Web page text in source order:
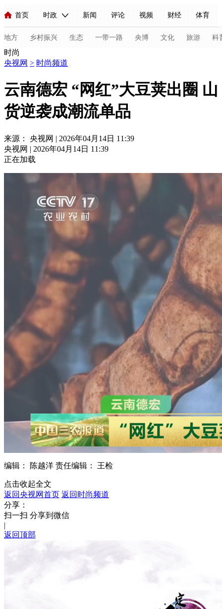
首页 时政 新闻 评论 视频 财经 体育
人民领袖习近平 联播+ 中国领导人 央视快评 习式妙语
直播 栏目大全 节目单 听音 微视频 主持人
海外频道 iPanda English Монгол
地方 乡村振兴 生态 一带一路 央博 文化 旅游 科
新闻 国内 国际 评论
视频 小央视频
现场 前线 比划 快看 蓝海中国 新兵请入列
直播 竞猜 2026年世界杯
VIP会员 CCTV奥林匹克频道 体育江湖
教育 乡村振兴 生态环境 一带一路 央博
大国展会 大国保险 云顶对话 云起
CCTV.节目官网 栏目 片库 热播榜
时尚
央视网 > 时尚频道
云南德宏 “网红”大豆荚出圈 山
货逆袭成潮流单品
来源： 央视网 | 2026年04月14日 11:39
央视网 | 2026年04月14日 11:39
正在加载
编辑： 陈越洋 责任编辑： 王检
点击收起全文
返回央视网首页 返回时尚频道
分享：
扫一扫 分享到微信
|
返回顶部